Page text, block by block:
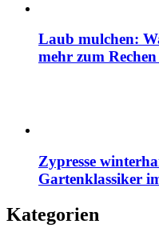
Laub mulchen:
mehr zum
Zypresse
Gartenklassiker
Kategorien